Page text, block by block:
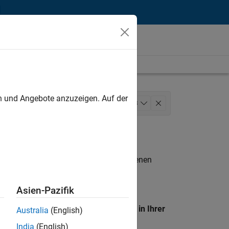
Marketing Services 3
. Wenn Sie noch immer keine offenen
unseres
Standort, um alle Stellenangebote in Ihrer
Angebote anzuzeigen. Auf der
Asien-Pazifik
Australia (English)
India (English)